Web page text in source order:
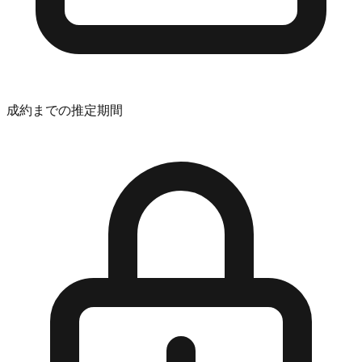
成約までの推定期間